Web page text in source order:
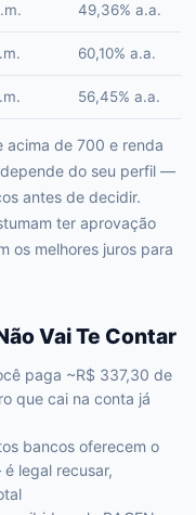
49,36% a.a.
60,10% a.a.
56,45% a.a.
acima de 700 e renda
do seu perfil —
antes de decidir.
ter aprovação
os melhores juros para
Vai Te Contar
paga ~R$ 337,30 de
que cai na conta já
bancos oferecem o
legal recusar,